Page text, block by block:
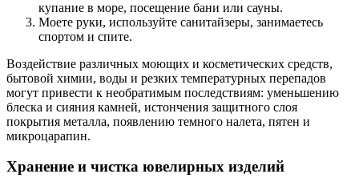
купание в море, посещение бани или сауны.
Моете руки, используйте санитайзеры, занимаетесь
спортом и спите.
Воздействие различных моющих и косметических средств,
бытовой химии, воды и резких температурных перепадов
могут привести к необратимым последствиям: уменьшению
блеска и сияния камней, истончения защитного слоя
покрытия металла, появлению темного налета, пятен и
микроцарапин.
Хранение и чистка ювелирных изделий